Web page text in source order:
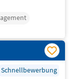
Schnellbewerbung